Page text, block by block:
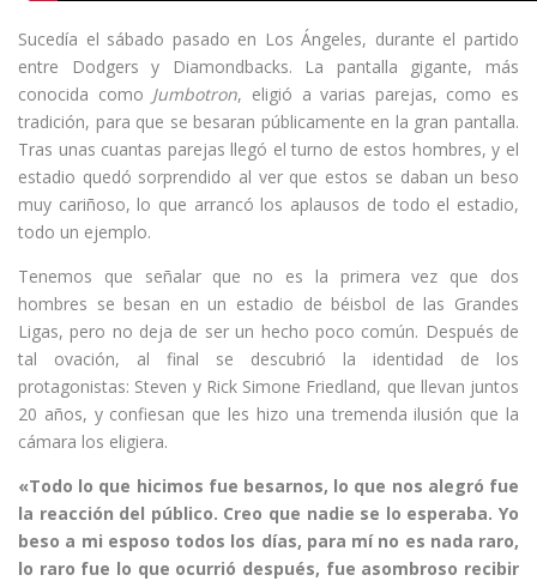
Sucedía el sábado pasado en Los Ángeles, durante el partido
entre Dodgers y Diamondbacks. La pantalla gigante, más
conocida como Jumbotron, eligió a varias parejas, como es
tradición, para que se besaran públicamente en la gran pantalla.
Tras unas cuantas parejas llegó el turno de estos hombres, y el
estadio quedó sorprendido al ver que estos se daban un beso
muy cariñoso, lo que arrancó los aplausos de todo el estadio,
todo un ejemplo.
Tenemos que señalar que no es la primera vez que dos
hombres se besan en un estadio de béisbol de las Grandes
Ligas, pero no deja de ser un hecho poco común. Después de
tal ovación, al final se descubrió la identidad de los
protagonistas: Steven y Rick Simone Friedland, que llevan juntos
20 años, y confiesan que les hizo una tremenda ilusión que la
cámara los eligiera.
«Todo lo que hicimos fue besarnos, lo que nos alegró fue
la reacción del público. Creo que nadie se lo esperaba. Yo
beso a mi esposo todos los días, para mí no es nada raro,
lo raro fue lo que ocurrió después, fue asombroso recibir